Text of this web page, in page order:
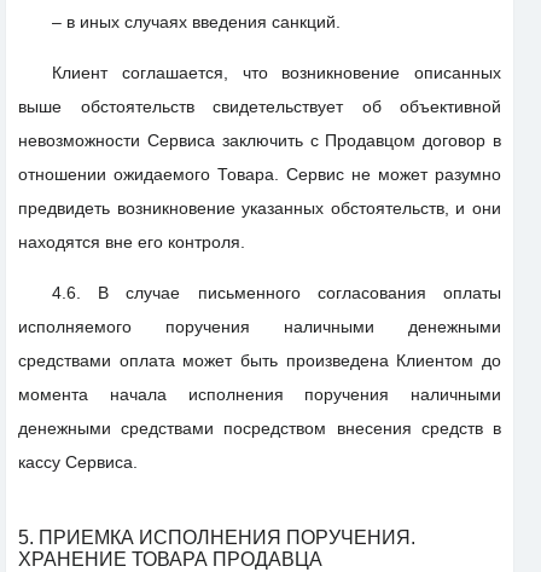
– в иных случаях введения санкций.
Клиент соглашается, что возникновение описанных
выше обстоятельств свидетельствует об объективной
невозможности Сервиса заключить с Продавцом договор в
отношении ожидаемого Товара. Сервис не может разумно
предвидеть возникновение указанных обстоятельств, и они
находятся вне его контроля.
4.6. В случае письменного согласования оплаты
исполняемого поручения наличными денежными
средствами оплата может быть произведена Клиентом до
момента начала исполнения поручения наличными
денежными средствами посредством внесения средств в
кассу Сервиса.
5. ПРИЕМКА ИСПОЛНЕНИЯ ПОРУЧЕНИЯ.
ХРАНЕНИЕ ТОВАРА ПРОДАВЦА